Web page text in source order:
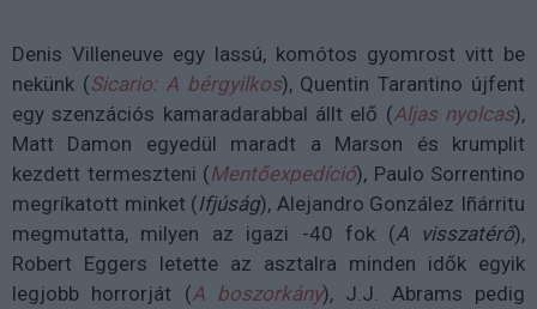
Denis Villeneuve egy lassú, komótos gyomrost vitt be
nekünk (Sicario: A bérgyilkos), Quentin Tarantino újfent
egy szenzációs kamaradarabbal állt elő (Aljas nyolcas),
Matt Damon egyedül maradt a Marson és krumplit
kezdett termeszteni (Mentőexpedíció), Paulo Sorrentino
megríkatott minket (Ifjúság), Alejandro González Iñárritu
megmutatta, milyen az igazi -40 fok (A visszatérő),
Robert Eggers letette az asztalra minden idők egyik
legjobb horrorját (A boszorkány), J.J. Abrams pedig